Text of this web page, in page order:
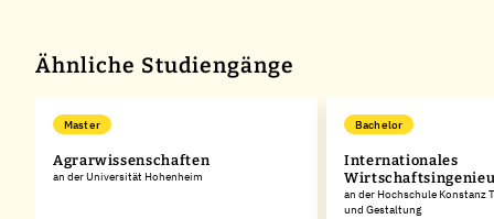
Ähnliche Studiengänge
Master
Agrarwissenschaften
an der Universität Hohenheim
Bachelor
Internationales
an der Hochschule Konstanz
und Gestaltung